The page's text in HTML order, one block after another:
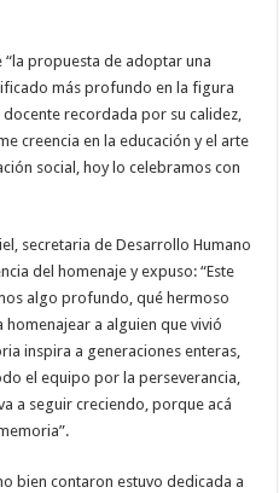
propuesta de adoptar una
más profundo en la figura
recordada por su calidez,
creencia en la educación y el arte
social, hoy lo celebramos con
secretaria de Desarrollo Humano
del homenaje y expuso: “Este
algo profundo, qué hermoso
a alguien que vivió
inspira a generaciones enteras,
el equipo por la perseverancia,
a seguir creciendo, porque acá
bien contaron estuvo dedicada a